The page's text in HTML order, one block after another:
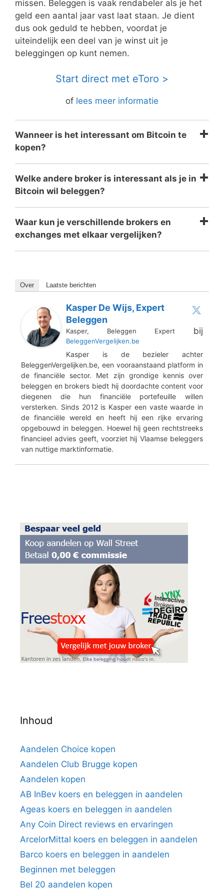
missen. Beleggen is vaak rendabeler als je het
geld een aantal jaar vast laat staan. Je dient
dus ook geduld te hebben, voordat je
uiteindelijk een deel van je winst uit je
beleggingen op kunt nemen.
Start direct met eToro >
of lees meer informatie
Wanneer is het interessant om Bitcoin te
kopen?
Welke andere broker is interessant als je in
Bitcoin wil beleggen?
Waar kun je verschillende brokers en
exchanges met elkaar vergelijken?
Over Laatste berichten
Kasper De Wijs, Expert
Beleggen
Kasper, Beleggen Expert bij
BeleggenVergelijken.be
Kasper is de bezieler achter
BeleggenVergelijken.be, een vooraanstaand platform in
de financiële sector. Met zijn grondige kennis over
beleggen en brokers biedt hij doordachte content voor
diegenen die hun financiële portefeuille willen
versterken. Sinds 2012 is Kasper een vaste waarde in
de financiële wereld en heeft hij een rijke ervaring
opgebouwd in beleggen. Hoewel hij geen rechtstreeks
financieel advies geeft, voorziet hij Vlaamse beleggers
van nuttige marktinformatie.
Inhoud
Aandelen Choice kopen
Aandelen Club Brugge kopen
Aandelen kopen
AB InBev koers en beleggen in aandelen
Ageas koers en beleggen in aandelen
Any Coin Direct reviews en ervaringen
ArcelorMittal koers en beleggen in aandelen
Barco koers en beleggen in aandelen
Beginnen met beleggen
Bel 20 aandelen kopen